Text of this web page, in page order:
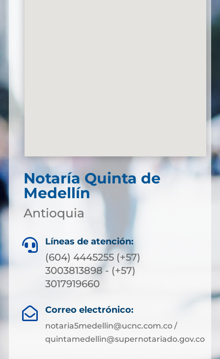
Notaría Quinta de
Medellín
Antioquia
 Líneas de atención:
(604) 4445255 (+57)
3003813898 - (+57)
3017919660
 Correo electrónico:
notaria5medellin@ucnc.com.co /
quintamedellin@supernotariado.gov.co